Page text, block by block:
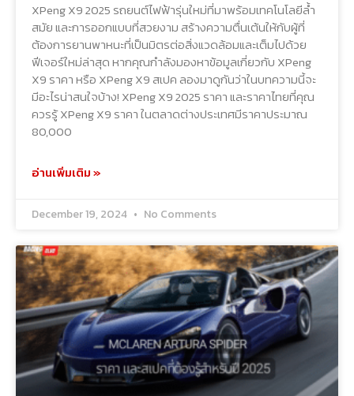
XPeng X9 2025 รถยนต์ไฟฟ้ารุ่นใหม่ที่มาพร้อมเทคโนโลยีล้ำ
สมัย และการออกแบบที่สวยงาม สร้างความตื่นเต้นให้กับผู้ที่
ต้องการยานพาหนะที่เป็นมิตรต่อสิ่งแวดล้อมและเต็มไปด้วย
ฟีเจอร์ใหม่ล่าสุด หากคุณกำลังมองหาข้อมูลเกี่ยวกับ XPeng
X9 ราคา หรือ XPeng X9 สเปค ลองมาดูกันว่าในบทความนี้จะ
มีอะไรน่าสนใจบ้าง! XPeng X9 2025 ราคา และราคาไทยที่คุณ
ควรรู้ XPeng X9 ราคา ในตลาดต่างประเทศมีราคาประมาณ
80,000
อ่านเพิ่มเติม »
December 19, 2024 No Comments